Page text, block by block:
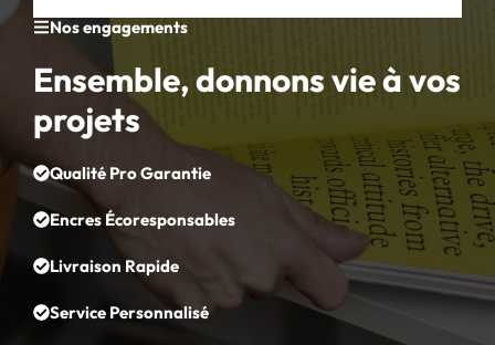
Nos engagements
Ensemble, donnons vie à vos
projets
Qualité Pro Garantie
Encres Écoresponsables
Livraison Rapide
Service Personnalisé